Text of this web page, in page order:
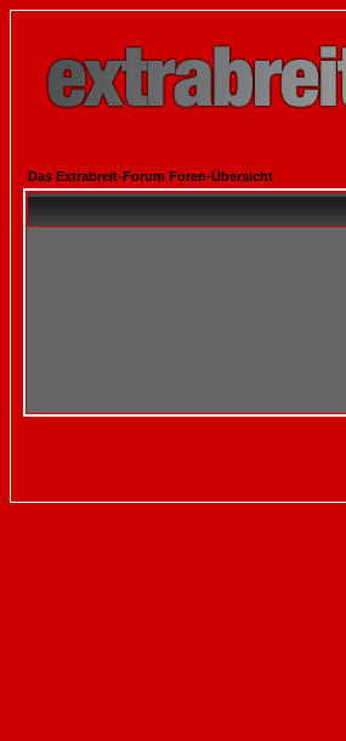
Das Extrabreit-Forum Foren-Übersicht